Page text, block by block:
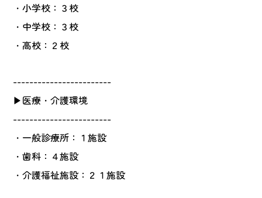
・小学校：３校
・中学校：３校
・高校：２校
------------------------
▶医療・介護環境
------------------------
・一般診療所：１施設
・歯科：４施設
・介護福祉施設：２１施設